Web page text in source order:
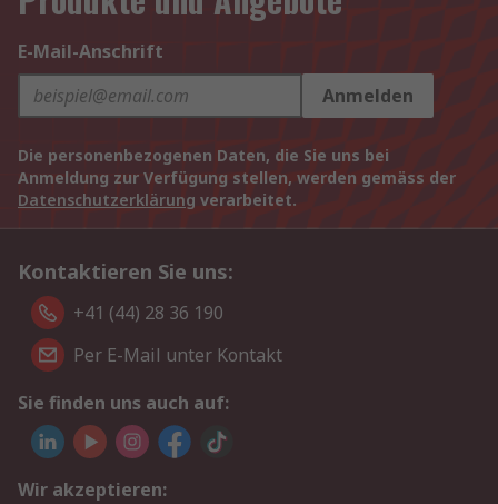
E-Mail-Anschrift
Anmelden
Die personenbezogenen Daten, die Sie uns bei
Anmeldung zur Verfügung stellen, werden gemäss der
Datenschutzerklärung verarbeitet.
Kontaktieren Sie uns:
+41 (44) 28 36 190
Per E-Mail unter Kontakt
Sie finden uns auch auf:
Wir akzeptieren: